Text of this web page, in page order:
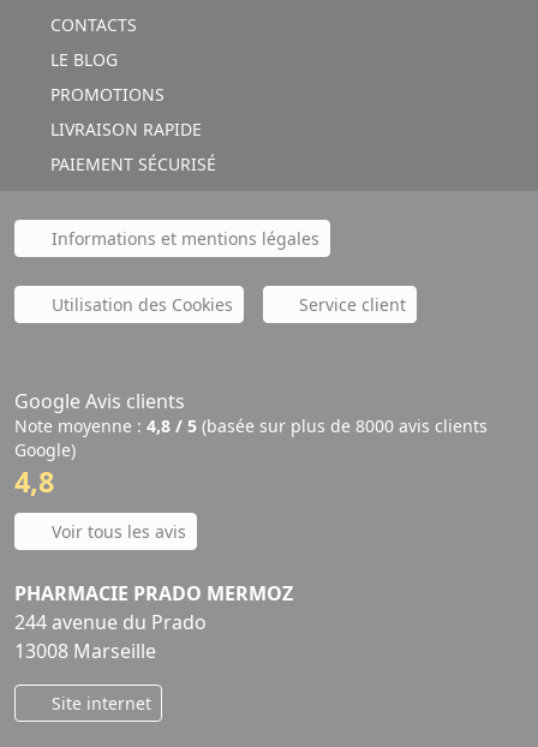
CONTACTS
LE BLOG
PROMOTIONS
LIVRAISON RAPIDE
PAIEMENT SÉCURISÉ
Informations et mentions légales
Utilisation des Cookies Service client
Google Avis clients
Note moyenne : 4,8 / 5 (basée sur plus de 8000 avis clients
Google)
4,8
Voir tous les avis
PHARMACIE PRADO MERMOZ
244 avenue du Prado
13008 Marseille
Site internet